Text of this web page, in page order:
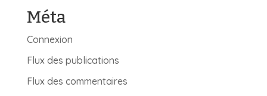
Méta
Connexion
Flux des publications
Flux des commentaires